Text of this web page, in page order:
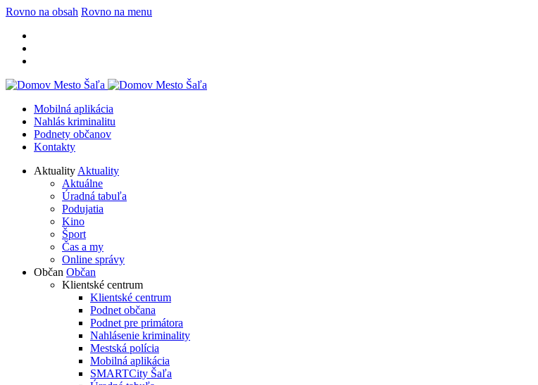
Rovno na obsah Rovno na menu
Mobilná aplikácia
Nahlás kriminalitu
Podnety občanov
Kontakty
Aktuality Aktuality
Aktuálne
Úradná tabuľa
Podujatia
Kino
Šport
Čas a my
Online správy
Občan Občan
Klientské centrum
Klientské centrum
Podnet občana
Podnet pre primátora
Nahlásenie kriminality
Mestská polícia
Mobilná aplikácia
SMARTCity Šaľa